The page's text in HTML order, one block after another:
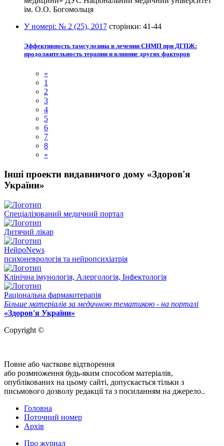
ім. О.О. Богомольця
У номері: № 2 (25), 2017 сторінки: 41-44
Эффективность тамсулозина в лечении СНМП при ДГПЖ:
продолжительность терапии и влияние других факторов
«
1
2
3
4
5
6
7
8
»
Інші проекти видавничого дому «Здоров'я
України»
Спеціалізований медичний портал
Дитячий лікар
НейроNews
психоневрологія та нейропсихіатрія
Клінічна імунологія, Алергологія, Інфектологія
Раціональна фармакотерапія
Більше матеріалів за медичною тематикою - на порталі
«Здоров'я України»
Copyright ©
Повне або часткове відтворення
або розмноження будь-яким способом матеріалів,
опублікованих на цьому сайті, допускається тільки з
письмового дозволу редакції та з посиланням на джерело..
Головна
Поточний номер
Архів
Про журнал